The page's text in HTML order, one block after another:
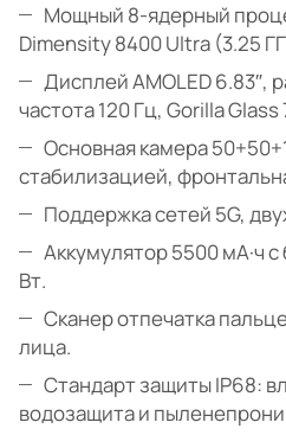
Мощный 8-ядерный
Dimensity 8400 Ultra (3.25
Дисплей AMOLED 6.83″,
частота 120 Гц, Gorilla Glass
Основная камера
стабилизацией,
Поддержка сетей 5G,
Аккумулятор 5500 мА·ч
Вт.
Сканер отпечатка
лица.
Стандарт защиты IP68:
водозащита и